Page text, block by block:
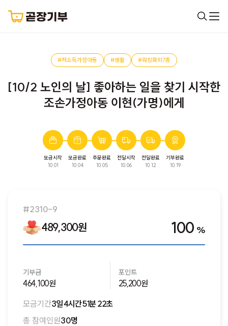
#저소득가정아동 #생활 #워킹화외7종
[10/2 노인의 날] 좋아하는 일을 찾기 시작한
조손가정아동 이현(가명)에게
모금시작
10.01
모금완료
10.04
주문완료
10.05
전달시작
10.06
전달완료
10.12
기부완료
10.19
완료된 모금입니다. 다음 모금에서 만나요!
#2310-9
489,300원 100 %
기부금
464,100원
포인트
25,200원
모금기간3일 4시간 51분 22초
총 참여인원30명